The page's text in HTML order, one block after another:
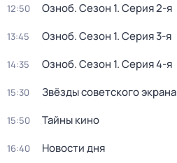
12:50 Озноб. Сезон 1. Серия 2-я
13:45 Озноб. Сезон 1. Серия 3-я
14:35 Озноб. Сезон 1. Серия 4-я
15:30 Звёзды советского экрана
15:50 Тайны кино
16:40 Новости дня